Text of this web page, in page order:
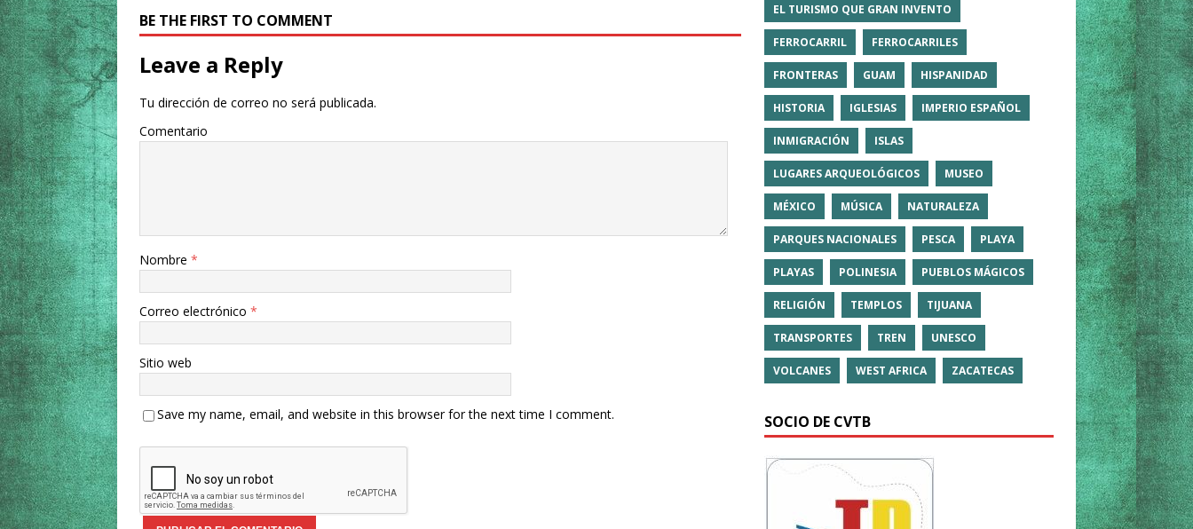
BE THE FIRST TO COMMENT
Leave a Reply
Tu dirección de correo no será publicada.
Comentario
Nombre *
Correo electrónico *
Sitio web
Save my name, email, and website in this browser for the next time I comment.
EL TURISMO QUE GRAN INVENTO
FERROCARRIL FERROCARRILES
FRONTERAS GUAM HISPANIDAD
HISTORIA IGLESIAS IMPERIO ESPAÑOL
INMIGRACIÓN ISLAS
LUGARES ARQUEOLÓGICOS MUSEO
MÉXICO MÚSICA NATURALEZA
PARQUES NACIONALES PESCA PLAYA
PLAYAS POLINESIA PUEBLOS MÁGICOS
RELIGIÓN TEMPLOS TIJUANA
TRANSPORTES TREN UNESCO
VOLCANES WEST AFRICA ZACATECAS
SOCIO DE CVTB